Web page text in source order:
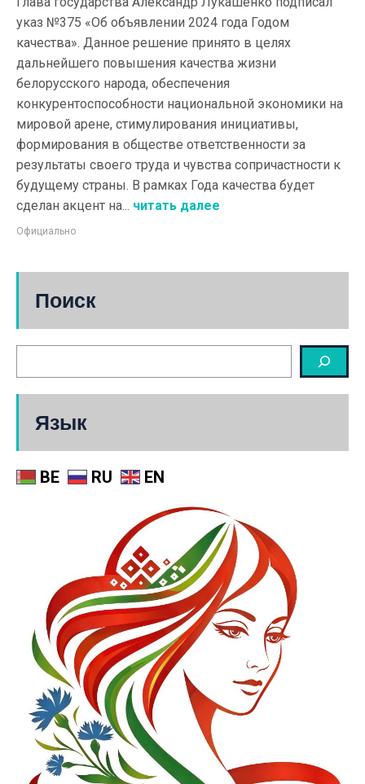
указ №375 «Об объявлении 2024 года Годом
качества». Данное решение принято в целях
дальнейшего повышения качества жизни
белорусского народа, обеспечения
конкурентоспособности национальной экономики на
мировой арене, стимулирования инициативы,
формирования в обществе ответственности за
результаты своего труда и чувства сопричастности к
будущему страны. В рамках Года качества будет
сделан акцент на... читать далее
Официально
Поиск
Язык
BE RU EN